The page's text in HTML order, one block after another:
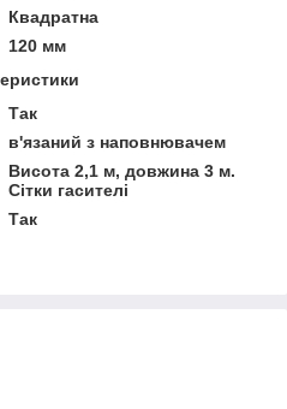
Квадратна
120 мм
Так
в'язаний з наповнювачем
Висота 2,1 м, довжина 3 м.
Сітки гасителі
Так